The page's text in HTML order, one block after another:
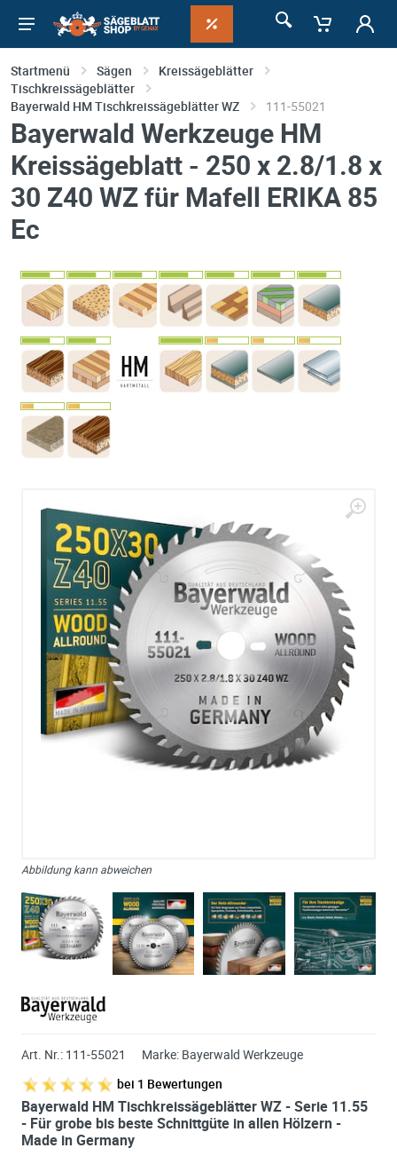
Startmenü Sägen
Kreissägeblätter
Tischkreissägeblätter
Bayerwald HM Tischkreissägeblätter WZ
111-55021
Bayerwald Werkzeuge HM
Kreissägeblatt - 250 x 2.8/1.8 x
30 Z40 WZ für Mafell ERIKA 85
Ec
Abbildung kann abweichen
Art. Nr.: 111-55021 Marke: Bayerwald Werkzeuge
bei 1 Bewertungen
Bayerwald HM Tischkreissägeblätter WZ - Serie 11.55
- Für grobe bis beste Schnittgüte in allen Hölzern -
Made in Germany